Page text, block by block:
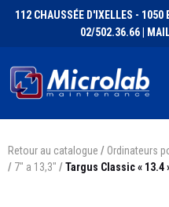
112 CHAUSSÉE D'IXELLES -
02/502.36.66 |
Retour au catalogue / Ordinateurs
/ 7" a 13,3" /Targus Classic « 13.4